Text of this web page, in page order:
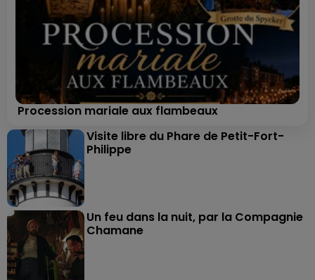
Procession mariale aux flambeaux
Visite libre du Phare de Petit-Fort-
Philippe
Un feu dans la nuit, par la Compagnie
Chamane